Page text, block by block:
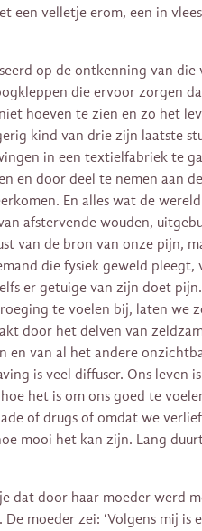
een velletje erom, een in
op de ontkenning van die
die ervoor zorgen
hoeven te zien en zo het
kind van drie zijn laatste
in een textielfabriek te
en door deel te nemen aan
En alles wat de
afstervende wouden,
van de bron van onze pijn,
die fysiek geweld pleegt,
er getuige van zijn doet
te voelen bij, laten we
door het delven van
en van al het andere
is veel diffuser. Ons leven
het is om ons goed te
of drugs of omdat we
mooi het kan zijn. Lang
dat door haar moeder werd
moeder zei: ‘Volgens mij is